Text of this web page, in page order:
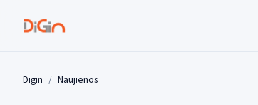
Digin Naujienos